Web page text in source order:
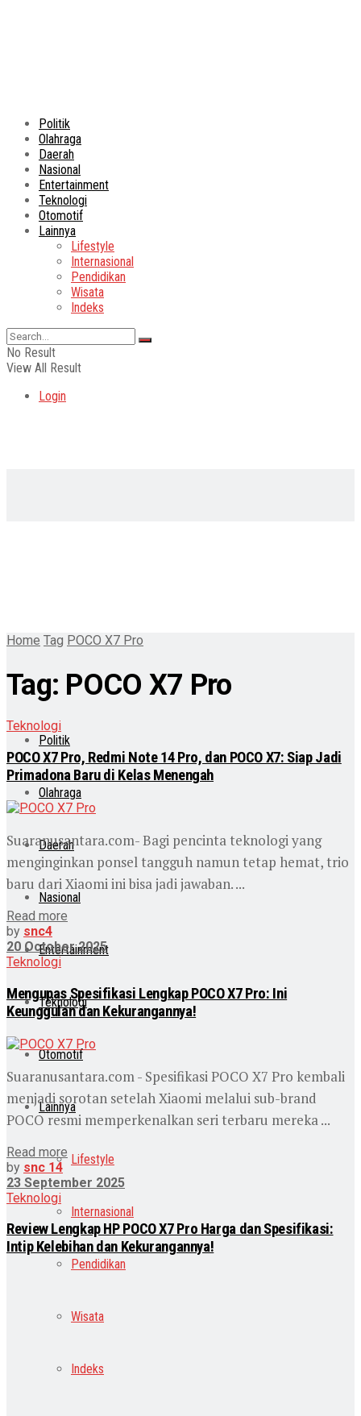
Politik
Olahraga
Daerah
Nasional
Entertainment
Teknologi
Otomotif
Lainnya
Lifestyle
Internasional
Pendidikan
Wisata
Indeks
No Result
View All Result
Login
Politik
Olahraga
Daerah
Nasional
Entertainment
Teknologi
Otomotif
Lainnya
Lifestyle
Internasional
Pendidikan
Wisata
Indeks
Home Tag POCO X7 Pro
Tag: POCO X7 Pro
Teknologi
POCO X7 Pro, Redmi Note 14 Pro, dan POCO X7: Siap Jadi
Primadona Baru di Kelas Menengah
Suaranusantara.com- Bagi pencinta teknologi yang
menginginkan ponsel tangguh namun tetap hemat, trio
baru dari Xiaomi ini bisa jadi jawaban. ...
Read more
by snc4
20 October 2025
Teknologi
Mengupas Spesifikasi Lengkap POCO X7 Pro: Ini
Keunggulan dan Kekurangannya!
Suaranusantara.com - Spesifikasi POCO X7 Pro kembali
menjadi sorotan setelah Xiaomi melalui sub-brand
POCO resmi memperkenalkan seri terbaru mereka ...
Read more
by snc 14
23 September 2025
Teknologi
Review Lengkap HP POCO X7 Pro Harga dan Spesifikasi:
Intip Kelebihan dan Kekurangannya!